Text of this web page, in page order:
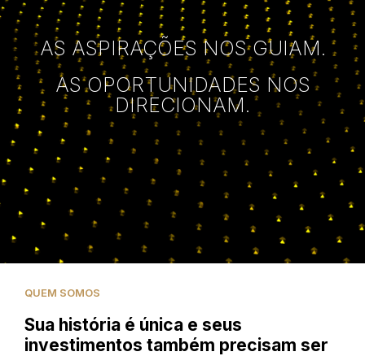
AS ASPIRAÇÕES NOS GUIAM.
AS OPORTUNIDADES NOS
DIRECIONAM.
QUEM SOMOS
Sua história é única e seus
investimentos também precisam ser